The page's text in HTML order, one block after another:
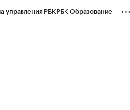
управления РБКРБК Образование